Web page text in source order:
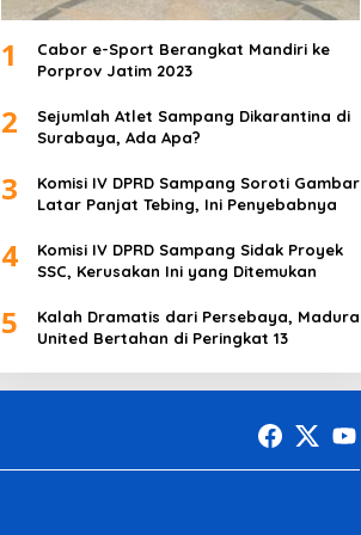
1
Cabor e-Sport Berangkat Mandiri ke
Porprov Jatim 2023
2
Sejumlah Atlet Sampang Dikarantina di
Surabaya, Ada Apa?
3
Komisi IV DPRD Sampang Soroti Gambar
Latar Panjat Tebing, Ini Penyebabnya
4
Komisi IV DPRD Sampang Sidak Proyek
SSC, Kerusakan Ini yang Ditemukan
5
Kalah Dramatis dari Persebaya, Madura
United Bertahan di Peringkat 13